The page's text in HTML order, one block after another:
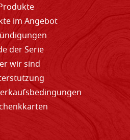
im Angebot
der Serie
wir sind